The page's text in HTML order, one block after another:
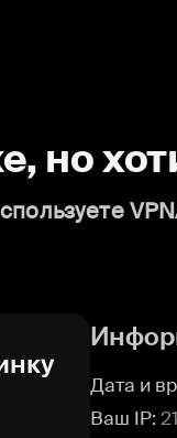
но
Дата и
Ваш IP: